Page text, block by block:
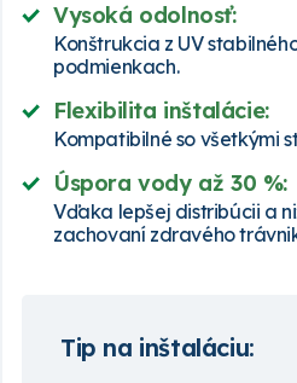
Vysoká odolnosť:
Konštrukcia z UV
podmienkach.
Flexibilita inštalácie:
Kompatibilné so všetkými
Úspora vody až 30 %:
Vďaka lepšej distribúcii a
zachovaní zdravého
Tip na inštaláciu: